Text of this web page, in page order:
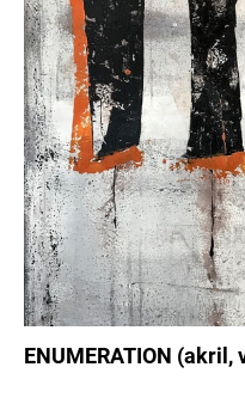
ENUMERATION (akril,